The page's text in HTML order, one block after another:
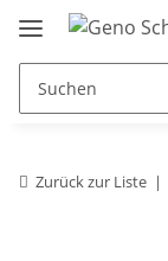
Zurück zur Liste